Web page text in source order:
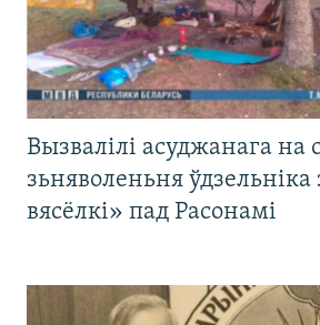
Вызвалілі асуджанага на
зьняволеньня ўдзельніка
вясёлкі» пад Расонамі